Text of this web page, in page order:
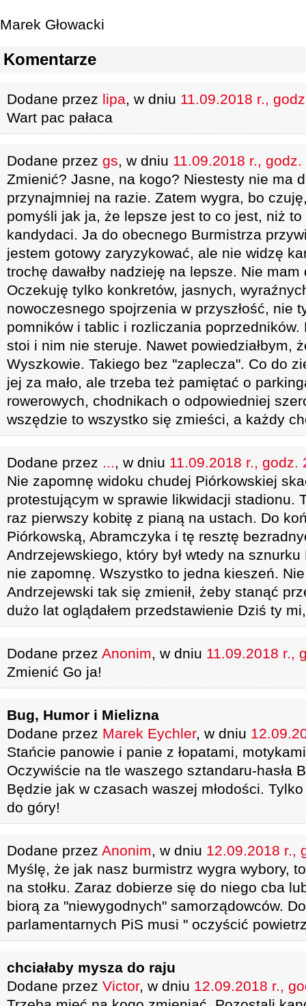
Marek Głowacki
Komentarze
Dodane przez lipa, w dniu 11.09.2018 r.,
Wart pac pałaca
Dodane przez gs, w dniu 11.09.2018 r.,
Zmienić? Jasne, na kogo? Niestesty nie ma
przynajmniej na razie. Zatem wygra, bo
pomyśli jak ja, że lepsze jest to co jest, niż
kandydaci. Ja do obecnego Burmistrza
jestem gotowy zaryzykować, ale nie widzę
trochę dawałby nadzieję na lepsze. Nie
Oczekuję tylko konkretów, jasnych,
nowoczesnego spojrzenia w przyszłość, nie
pomników i tablic i rozliczania
stoi i nim nie steruje. Nawet powiedziałbym,
Wyszkowie. Takiego bez "zaplecza". Co do
jej za mało, ale trzeba też pamiętać o
rowerowych, chodnikach o odpowiedniej
wszędzie to wszystko się zmieści, a każdy
Dodane przez ..., w dniu 11.09.2018 r., godz.
Nie zapomnę widoku chudej Piórkowskiej
protestującym w sprawie likwidacji stadionu.
raz pierwszy kobitę z pianą na ustach. Do
Piórkowską, Abramczyka i tę resztę
Andrzejewskiego, który był wtedy na
nie zapomnę. Wszystko to jedna kieszeń.
Andrzejewski tak się zmienił, żeby stanąć
dużo lat oglądałem przedstawienie Dziś ty
Dodane przez Anonim, w dniu 11.09.2018 r.,
Zmienić Go ja!
Bug, Humor i Mielizna
Dodane przez Marek Eychler, w dniu
Stańcie panowie i panie z łopatami,
Oczywiście na tle waszego sztandaru-hasła
Będzie jak w czasach waszej młodości.
do góry!
Dodane przez Anonim, w dniu 12.09.2018 r.,
Myślę, że jak nasz burmistrz wygra wybory,
na stołku. Zaraz dobierze się do niego cba
biorą za "niewygodnych" samorządowców.
parlamentarnych PiS musi " oczyścić
chciałaby mysza do raju
Dodane przez Victor, w dniu 12.09.2018 r.,